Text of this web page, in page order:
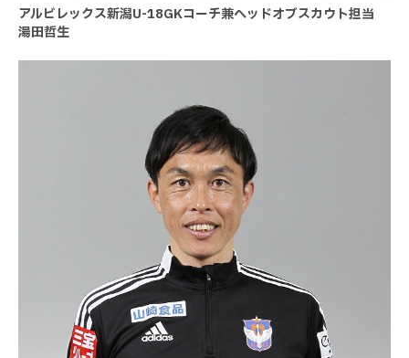
アルビレックス新潟U-18GKコーチ兼ヘッドオブスカウト担当
湯田哲生